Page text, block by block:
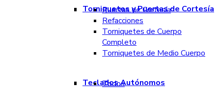
Torniquetes y Puertas de Cortesía
Puertas de Cortesía
Refacciones
Torniquetes de Cuerpo
Completo
Torniquetes de Medio Cuerpo
Teclados Autónomos
Todos